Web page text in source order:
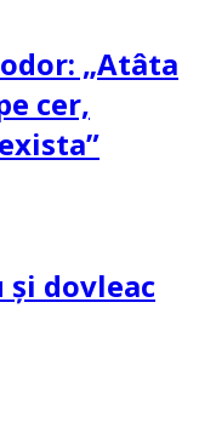
„Atâta
cer,
dovleac